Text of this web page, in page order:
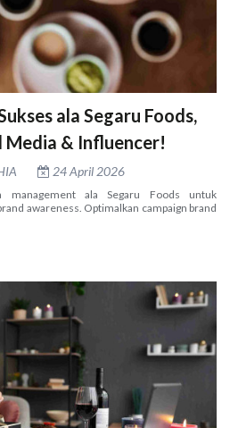
ala Segaru Foods,
Media & Influencer!
24 April 2026
management ala Segaru Foods untuk
awareness. Optimalkan campaign brand